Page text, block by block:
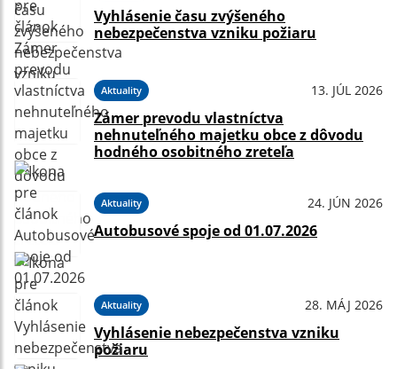
Vyhlásenie času zvýšeného
nebezpečenstva vzniku požiaru
Aktuality 13. JÚL 2026
Zámer prevodu vlastníctva
nehnuteľného majetku obce z dôvodu
hodného osobitného zreteľa
Aktuality 24. JÚN 2026
Autobusové spoje od 01.07.2026
Aktuality 28. MÁJ 2026
Vyhlásenie nebezpečenstva vzniku
požiaru